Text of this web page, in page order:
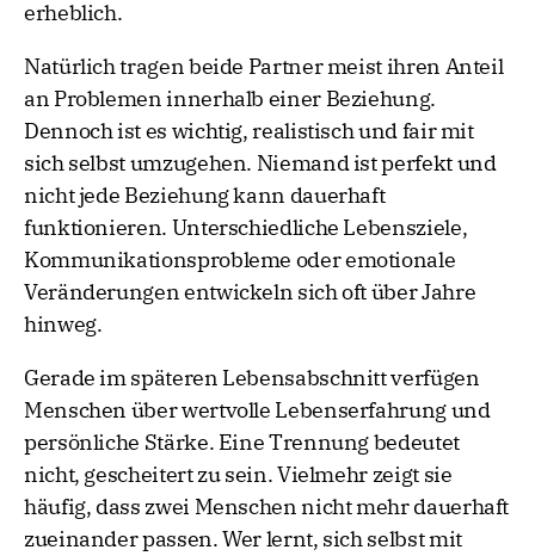
erheblich.
Natürlich tragen beide Partner meist ihren Anteil
an Problemen innerhalb einer Beziehung.
Dennoch ist es wichtig, realistisch und fair mit
sich selbst umzugehen. Niemand ist perfekt und
nicht jede Beziehung kann dauerhaft
funktionieren. Unterschiedliche Lebensziele,
Kommunikationsprobleme oder emotionale
Veränderungen entwickeln sich oft über Jahre
hinweg.
Gerade im späteren Lebensabschnitt verfügen
Menschen über wertvolle Lebenserfahrung und
persönliche Stärke. Eine Trennung bedeutet
nicht, gescheitert zu sein. Vielmehr zeigt sie
häufig, dass zwei Menschen nicht mehr dauerhaft
zueinander passen. Wer lernt, sich selbst mit